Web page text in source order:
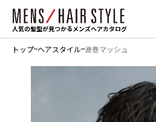
人気の髪型が見つかるメンズヘアカタログ
トップ ヘアスタイル 波巻マッシュ